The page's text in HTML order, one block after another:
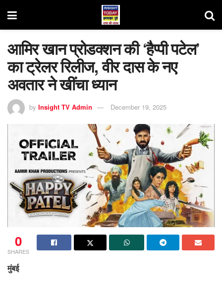
आमिर खान प्रोडक्शन की ‘हैप्पी पटेल’
का ट्रेलर रिलीज, वीर दास के नए
अवतार ने खींचा ध्यान
by Insight TV Admin December 19, 2025
0
SHARES
मुंबई